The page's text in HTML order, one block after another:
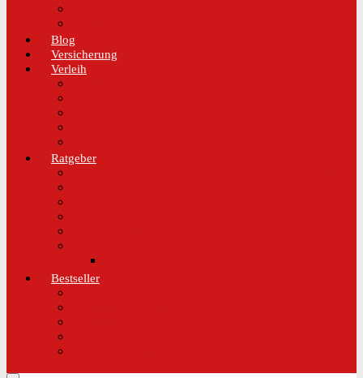
Blog
Versicherung
Verleih
Ratgeber
Bestseller